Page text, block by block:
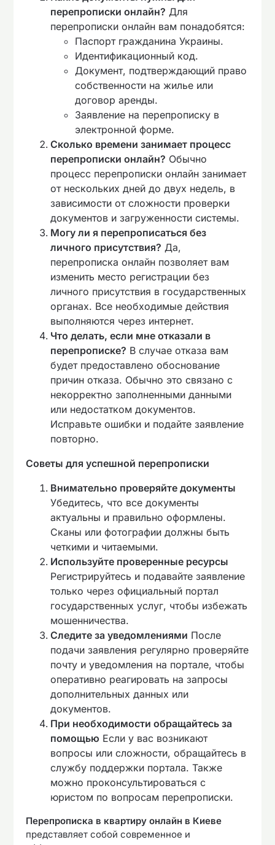
перепрописки онлайн? Для
перепрописки онлайн вам понадобятся:
Паспорт гражданина Украины.
Идентификационный код.
Документ, подтверждающий право
собственности на жилье или
договор аренды.
Заявление на перепрописку в
электронной форме.
Сколько времени занимает процесс
перепрописки онлайн? Обычно
процесс перепрописки онлайн занимает
от нескольких дней до двух недель, в
зависимости от сложности проверки
документов и загруженности системы.
Могу ли я перепрописаться без
личного присутствия? Да,
перепрописка онлайн позволяет вам
изменить место регистрации без
личного присутствия в государственных
органах. Все необходимые действия
выполняются через интернет.
Что делать, если мне отказали в
перепрописке? В случае отказа вам
будет предоставлено обоснование
причин отказа. Обычно это связано с
некорректно заполненными данными
или недостатком документов.
Исправьте ошибки и подайте заявление
повторно.
Советы для успешной перепрописки
Внимательно проверяйте документы
Убедитесь, что все документы
актуальны и правильно оформлены.
Сканы или фотографии должны быть
четкими и читаемыми.
Используйте проверенные ресурсы
Регистрируйтесь и подавайте заявление
только через официальный портал
государственных услуг, чтобы избежать
мошенничества.
Следите за уведомлениями После
подачи заявления регулярно проверяйте
почту и уведомления на портале, чтобы
оперативно реагировать на запросы
дополнительных данных или
документов.
При необходимости обращайтесь за
помощью Если у вас возникают
вопросы или сложности, обращайтесь в
службу поддержки портала. Также
можно проконсультироваться с
юристом по вопросам перепрописки.
Перепрописка в квартиру онлайн в Киеве
представляет собой современное и